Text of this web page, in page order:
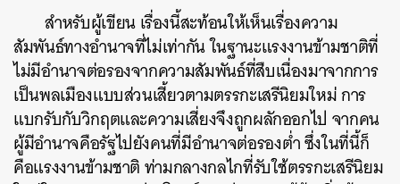
สำหรับผู้เขียน เรื่องนี้สะท้อนให้เห็นเรื่องความ
สัมพันธ์ทางอำนาจที่ไม่เท่ากัน ในฐานะแรงงานข้ามชาติที่
ไม่มีอำนาจต่อรองจากความสัมพันธ์ที่สืบเนื่องมาจากการ
เป็นพลเมืองแบบส่วนเสี้ยวตามตรรกะเสรีนิยมใหม่ การ
แบกรับกับวิกฤตและความเสี่ยงจึงถูกผลักออกไป จากคน
ผู้มีอำนาจคือรัฐไปยังคนที่มีอำนาจต่อรองต่ำ ซึ่งในที่นี้ก็
คือแรงงานข้ามชาติ ท่ามกลางกลไกที่รับใช้ตรรกะเสรีนิยม